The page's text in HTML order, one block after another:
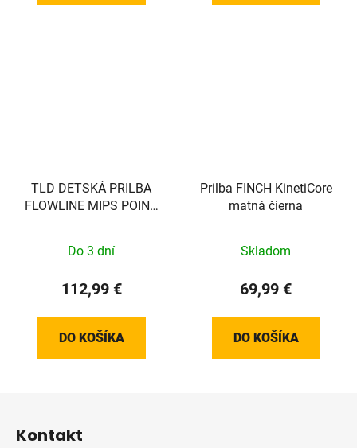
TLD DETSKÁ PRILBA
FLOWLINE MIPS POINT
Do 3 dní
112,99 €
DO KOŠÍKA
Prilba FINCH KinetiCore
matná čierna
Skladom
69,99 €
DO KOŠÍKA
Kontakt